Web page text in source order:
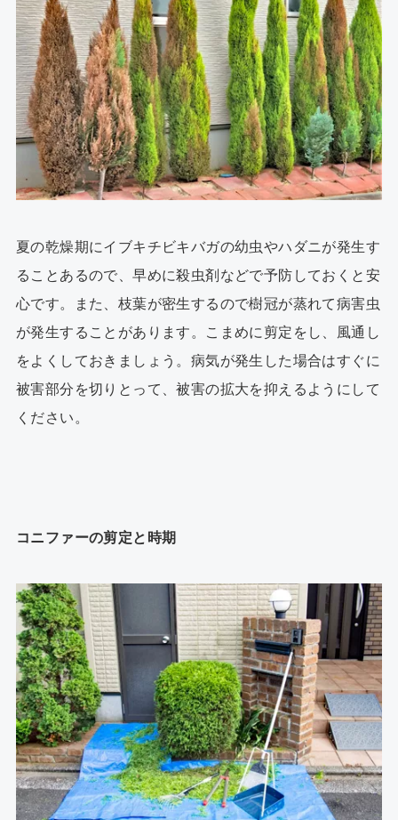
夏の乾燥期にイブキチビキバガの幼虫やハダニが発生す
ることあるので、早めに殺虫剤などで予防しておくと安
心です。また、枝葉が密生するので樹冠が蒸れて病害虫
が発生することがあります。こまめに剪定をし、風通し
をよくしておきましょう。病気が発生した場合はすぐに
被害部分を切りとって、被害の拡大を抑えるようにして
ください。
コニファーの剪定と時期